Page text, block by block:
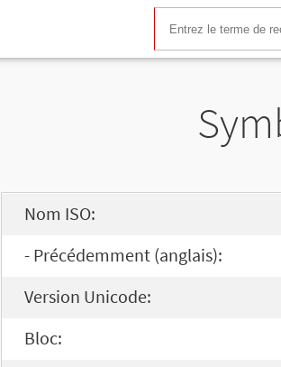
Nom ISO:
- Précédemment (anglais):
Version Unicode:
Bloc: